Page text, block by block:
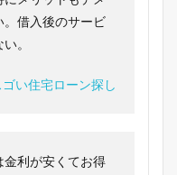
。借入後のサービ
。
ゴい住宅ローン探し
金利が安くてお得